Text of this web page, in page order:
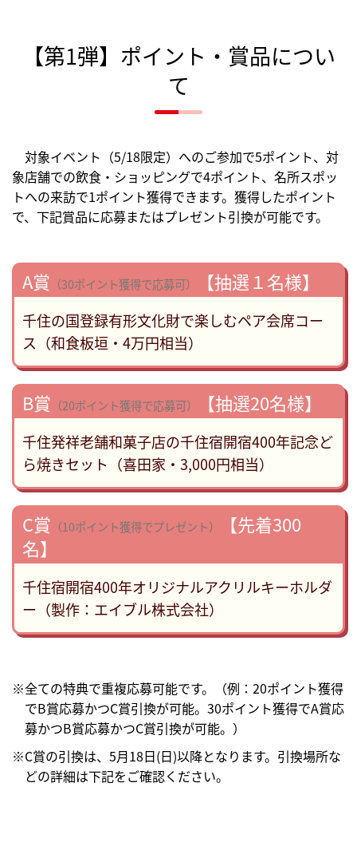
【第1弾】ポイント・賞品につい
て
対象イベント（5/18限定）へのご参加で5ポイント、対
象店舗での飲食・ショッピングで4ポイント、名所スポッ
トへの来訪で1ポイント獲得できます。獲得したポイント
で、下記賞品に応募またはプレゼント引換が可能です。
A賞 （30ポイント獲得で応募可） 【抽選１名様】
千住の国登録有形文化財で楽しむペア会席コー
ス（和食板垣・4万円相当）
B賞 （20ポイント獲得で応募可） 【抽選20名様】
千住発祥老舗和菓子店の千住宿開宿400年記念ど
ら焼きセット（喜田家・3,000円相当）
C賞 （10ポイント獲得でプレゼント）
【先着300
名】
千住宿開宿400年オリジナルアクリルキーホルダ
ー（製作：エイブル株式会社）
※全ての特典で重複応募可能です。（例：20ポイント獲得
でB賞応募かつC賞引換が可能。30ポイント獲得でA賞応
募かつB賞応募かつC賞引換が可能。）
※C賞の引換は、5月18日(日)以降となります。引換場所な
どの詳細は下記をご確認ください。